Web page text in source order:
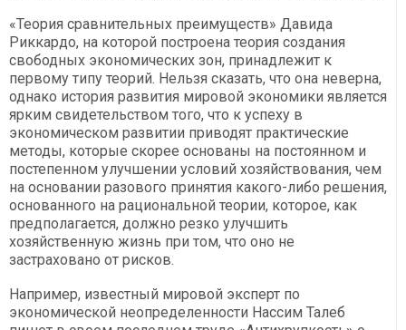
«Теория сравнительных преимуществ» Давида
Риккардо, на которой построена теория создания
свободных экономических зон, принадлежит к
первому типу теорий. Нельзя сказать, что она неверна,
однако история развития мировой экономики является
ярким свидетельством того, что к успеху в
экономическом развитии приводят практические
методы, которые скорее основаны на постоянном и
постепенном улучшении условий хозяйствования, чем
на основании разового принятия какого-либо решения,
основанного на рациональной теории, которое, как
предполагается, должно резко улучшить
хозяйственную жизнь при том, что оно не
застраховано от рисков.
Например, известный мировой эксперт по
экономической неопределенности Нассим Талеб